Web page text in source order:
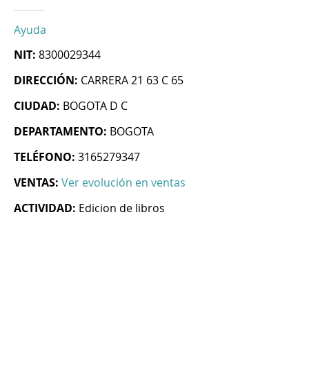
Ayuda
NIT: 8300029344
DIRECCIÓN: CARRERA 21 63 C 65
CIUDAD: BOGOTA D C
DEPARTAMENTO: BOGOTA
TELÉFONO: 3165279347
VENTAS: Ver evolución en ventas
ACTIVIDAD: Edicion de libros